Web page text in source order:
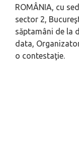
ROMÂNIA, cu
sector 2,
săptamâni de la
data,
o contestaţie.